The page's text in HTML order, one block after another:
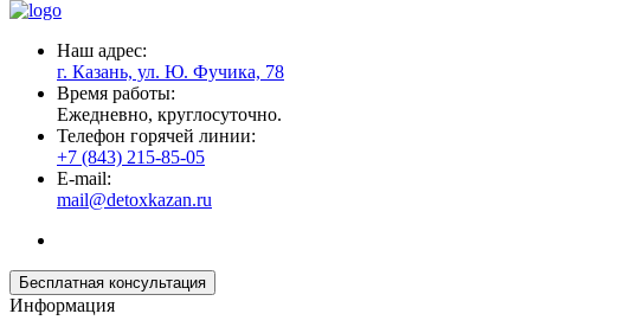
Наш адрес:
г. Казань, ул. Ю. Фучика, 78
Время работы:
Ежедневно, круглосуточно.
Телефон горячей линии:
+7 (843) 215-85-05
E-mail:
mail@detoxkazan.ru
Бесплатная консультация
Информация